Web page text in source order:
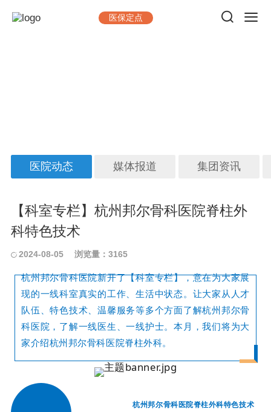
医保定点
医院动态 媒体报道 集团资讯
【科室专栏】杭州邦尔骨科医院脊柱外
科特色技术
2024-08-05 浏览量：3165
杭州邦尔骨科医院新开了【科室专栏】，意在为大家展
现的一线科室真实的工作、生活中状态。让大家从人才
队伍、特色技术、温馨服务等多个方面了解杭州邦尔骨
科医院，了解一线医生、一线护士。本月，我们将为大
家介绍杭州邦尔骨科医院脊柱外科。
杭州邦尔骨科医院脊柱外科特色技术